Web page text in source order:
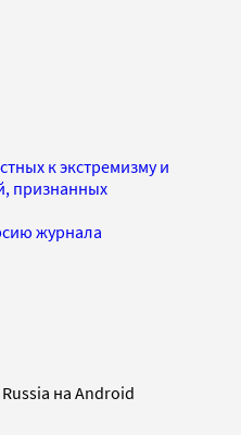
к экстремизму и
признанных
журнала
на Android